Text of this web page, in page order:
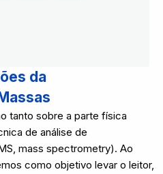
da
tanto sobre a parte física
de análise de
mass spectrometry). Ao
como objetivo levar o leitor,